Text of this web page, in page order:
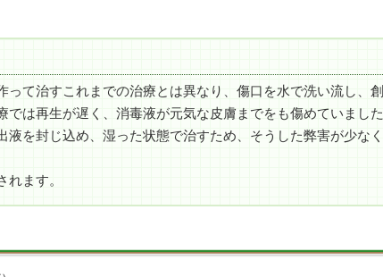
って治すこれまでの治療とは異なり、傷口を水で洗い流し、創
では再生が遅く、消毒液が元気な皮膚までをも傷めていました
液を封じ込め、湿った状態で治すため、そうした弊害が少なく
ます。